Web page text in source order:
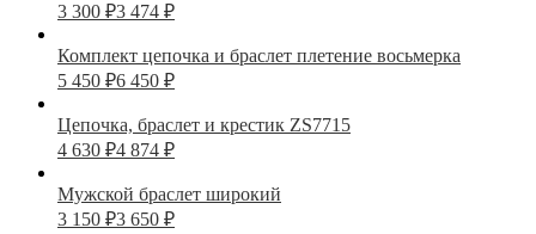
3 300 ₽3 474 ₽
Комплект цепочка и браслет плетение восьмерка
5 450 ₽6 450 ₽
Цепочка, браслет и крестик ZS7715
4 630 ₽4 874 ₽
Мужской браслет широкий
3 150 ₽3 650 ₽